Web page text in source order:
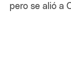
pero se alió a